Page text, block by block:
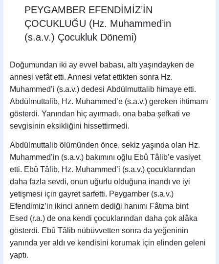
PEYGAMBER EFENDİMİZ’İN
ÇOCUKLUĞU (Hz. Muhammed’in
(s.a.v.) Çocukluk Dönemi)
Doğumundan iki ay evvel babası, altı yaşındayken de
annesi vefât etti. Annesi vefat ettikten sonra Hz.
Muhammed’i (s.a.v.) dedesi Abdülmuttalib himaye etti.
Abdülmuttalib, Hz. Muhammed’e (s.a.v.) gereken ihtimamı
gösterdi. Yanından hiç ayırmadı, ona baba şefkati ve
sevgisinin eksikliğini hissettirmedi.
Abdülmuttalib ölümünden önce, sekiz yaşında olan Hz.
Muhammed’in (s.a.v.) bakımını oğlu Ebû Tâlib’e vasiyet
etti. Ebû Tâlib, Hz. Muhammed’i (s.a.v.) çocuklarından
daha fazla sevdi, onun uğurlu olduğuna inandı ve iyi
yetişmesi için gayret sarfetti. Peygamber (s.a.v.)
Efendimiz’in ikinci annem dediği hanımı Fâtıma bint
Esed (r.a.) de ona kendi çocuklarından daha çok alâka
gösterdi. Ebû Tâlib nübüvvetten sonra da yeğeninin
yanında yer aldı ve kendisini korumak için elinden geleni
yaptı.